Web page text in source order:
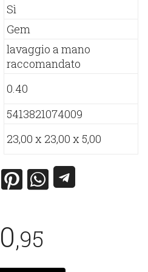
Sì
Gem
lavaggio a mano
raccomandato
0.40
5413821074009
23,00 x 23,00 x 5,00
,95